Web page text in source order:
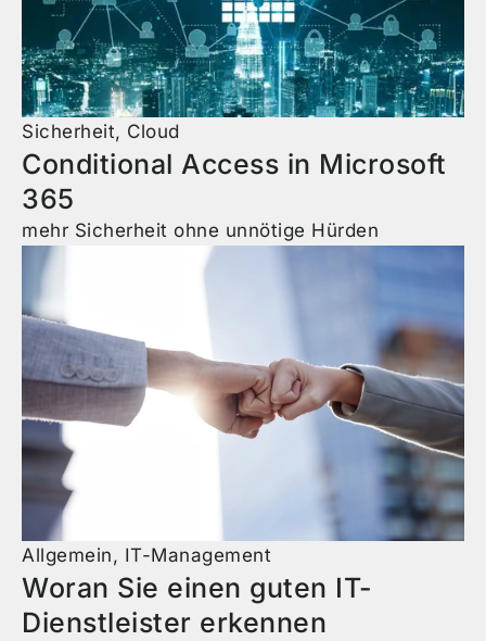
Sicherheit, Cloud
Conditional Access in Microsoft
365
mehr Sicherheit ohne unnötige Hürden
Allgemein , IT-Management
Woran Sie einen guten IT-
Dienstleister erkennen